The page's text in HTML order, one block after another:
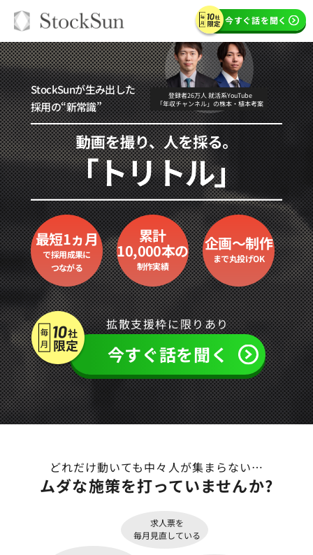
今すぐ話を聞く
StockSunが生み出した
採用の“新常識”
登録者26万人 就活系YouTube
「年収チャンネル」の株本・植本考案
最短1ヵ月
で採用成果に
つながる
累計
10,000本の
制作実績
企画～制作
まで丸投げOK
拡散支援枠に限りあり
今すぐ話を聞く
どれだけ動いても中々人が集まらない…
ムダな施策を打っていませんか?
求人票を
毎月見直している